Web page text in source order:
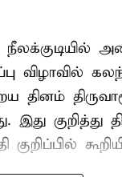
விழாவில்
குறித்து